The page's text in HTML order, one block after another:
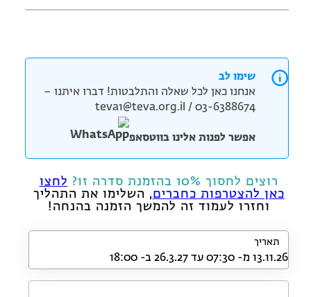
שימו לב
אנחנו כאן לכל שאלה והתלבטות! דברו איתנו –
teva1@teva.org.il / 03-6388674
אפשר לפנות אלינו בווטסאפ
רוצים לחסוך 10% בהזמנת סדרה זו?
לחצו
כאן להצטרפות כחברים, השלימו את התהליך
וחזרו לעמוד זה להמשך הזמנה בהנחה!
תאריך